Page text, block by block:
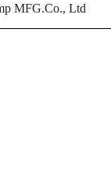
MFG.Co., Ltd